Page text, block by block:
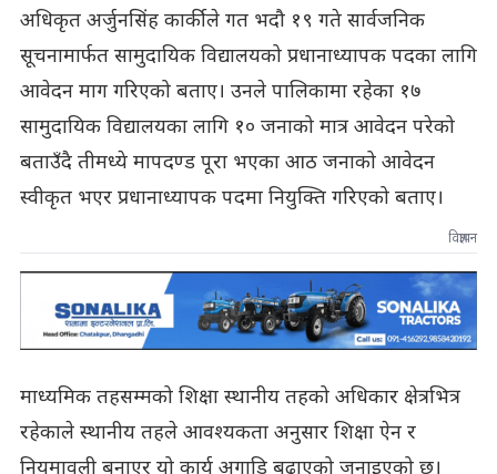
अधिकृत अर्जुनसिंह कार्कीले गत भदौ १९ गते सार्वजनिक
सूचनामार्फत सामुदायिक विद्यालयको प्रधानाध्यापक पदका लागि
आवेदन माग गरिएको बताए। उनले पालिकामा रहेका १७
सामुदायिक विद्यालयका लागि १० जनाको मात्र आवेदन परेको
बताउँदै तीमध्ये मापदण्ड पूरा भएका आठ जनाको आवेदन
स्वीकृत भएर प्रधानाध्यापक पदमा नियुक्ति गरिएको बताए।
विज्ञापन
माध्यमिक तहसम्मको शिक्षा स्थानीय तहको अधिकार क्षेत्रभित्र
रहेकाले स्थानीय तहले आवश्यकता अनुसार शिक्षा ऐन र
नियमावली बनाएर यो कार्य अगाडि बढाएको जनाइएको छ।